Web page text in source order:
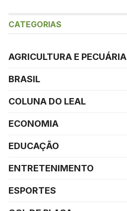
CATEGORIAS
AGRICULTURA E PECUÁRIA
BRASIL
COLUNA DO LEAL
ECONOMIA
EDUCAÇÃO
ENTRETENIMENTO
ESPORTES